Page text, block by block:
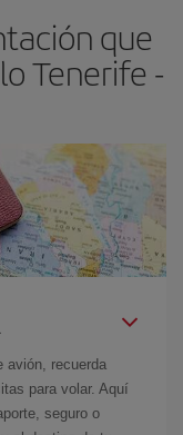
que
Tenerife -
avión, recuerda
para volar. Aquí
seguro o